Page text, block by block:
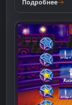
Подробнее